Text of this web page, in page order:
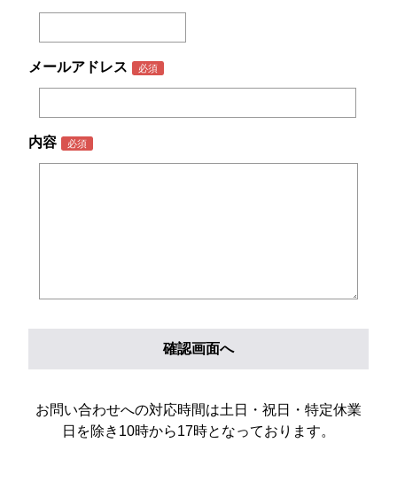
メールアドレス
内容
お問い合わせへの対応時間は土日・祝日・特定休業
日を除き10時から17時となっております。